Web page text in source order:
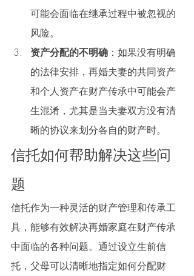
可能会面临在继承过程中被忽视的
风险。
资产分配的不明确 ：如果没有明确
的法律安排，再婚夫妻的共同资产
和个人资产在财产传承中可能会产
生混淆，尤其是当夫妻双方没有清
晰的协议来划分各自的财产时。
信托如何帮助解决这些问
题
信托作为一种灵活的财产管理和传承工
具，能够有效解决再婚家庭在财产传承
中面临的各种问题。通过设立生前信
托，父母可以清晰地指定如何分配财